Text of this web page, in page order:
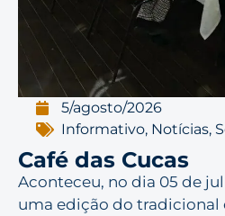
5/agosto/2026
Informativo, Notícias,
Café das Cucas
Aconteceu, no dia 05 de
uma edição do tradicional